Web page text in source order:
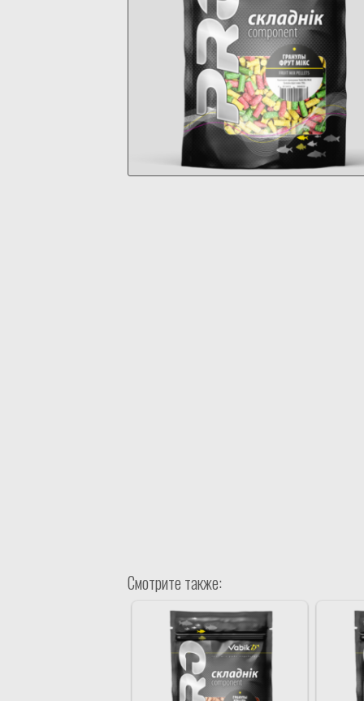
Смотрите также: